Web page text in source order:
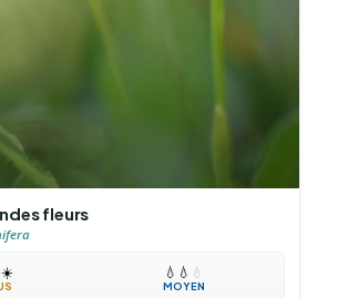
fleurs
☀️ 💧 💧 💧
MOYEN